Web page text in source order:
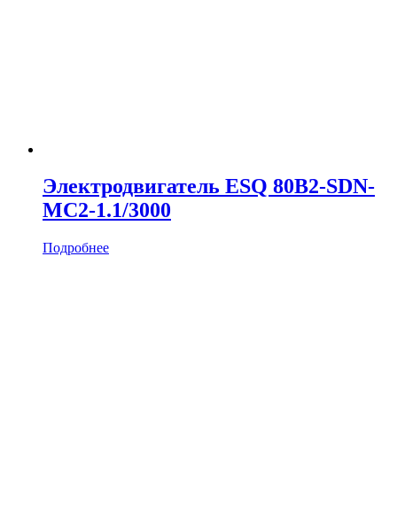
Электродвигатель ESQ 80B2-SDN-
MC2-1.1/3000
Подробнее